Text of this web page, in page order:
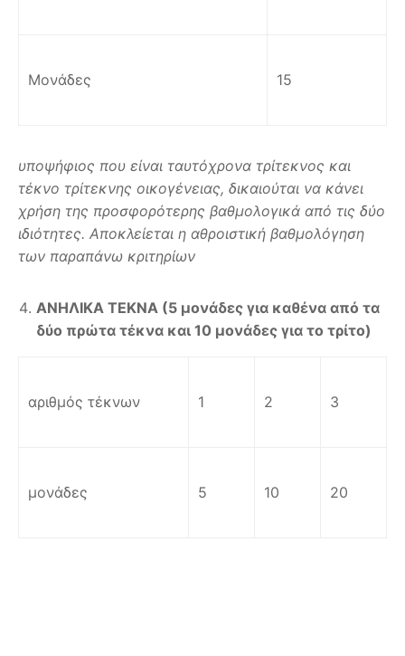
Μονάδες 15
υποψήφιος που είναι ταυτόχρονα τρίτεκνος και
τέκνο τρίτεκνης οικογένειας, δικαιούται να κάνει
χρήση της προσφορότερης βαθμολογικά από τις δύο
ιδιότητες. Αποκλείεται η αθροιστική βαθμολόγηση
των παραπάνω κριτηρίων
ΑΝΗΛΙΚΑ ΤΕΚΝΑ (5 μονάδες για καθένα από τα
δύο πρώτα τέκνα και 10 μονάδες για το τρίτο)
αριθμός τέκνων 1 2 3
μονάδες 5 10 20